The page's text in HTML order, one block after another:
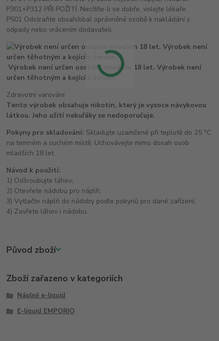
P301+P312 PŘI POŽITÍ: Necítíte-li se dobře, volejte lékaře.
P501 Odstraňte obsah/obal oprávněné osobě k nakládání s
odpady nebo vrácením dodavateli.
Výrobek není určen osobám mladším 18 let. Výrobek není
určen těhotným a kojícím ženám.
Zdravotní varování
Tento výrobek obsahuje nikotin, který je vysoce návykovou
látkou. Jeho užití nekuřáky se nedoporučuje.
Pokyny pro skladování: Skladujte uzamčené při teplotě do 25 °C
na temném a suchém místě. Uchovávejte mimo dosah osob
mladších 18 let.
Návod k použití:
1) Odšroubujte láhev;
2) Otevřete nádobu pro náplň;
3) Vytlačte náplň do nádoby podle pokynů pro dané zařízení;
4) Zavřete láhev i nádobu.
Původ zboží
Zboží zařazeno v kategoriích
Náplně e-liquid
E-liquid EMPORIO